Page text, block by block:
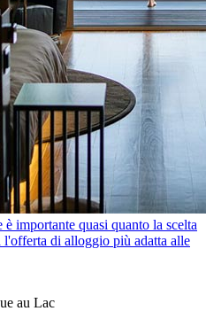
importante quasi quanto la scelta
l'offerta di alloggio più adatta alle
au Lac